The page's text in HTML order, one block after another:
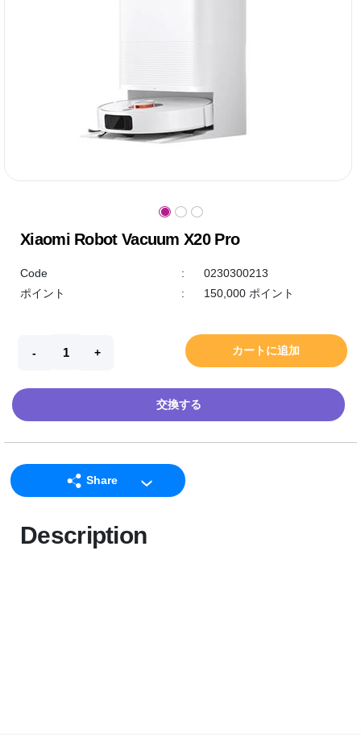
Xiaomi Robot Vacuum X20 Pro
Code :
0230300213
ポイント
: 150,000 ポイント
カートに追加
交換する
Share
Facebook
Description